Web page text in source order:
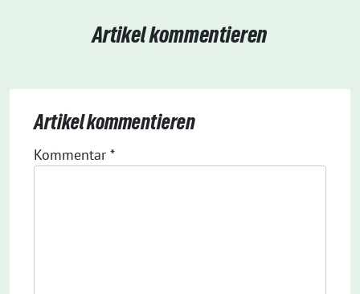
Artikel kommentieren
Artikel kommentieren
Kommentar *